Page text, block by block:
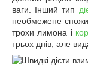
ваги. Інший тип
необмежене
трохи лимона і
трьох днів, але